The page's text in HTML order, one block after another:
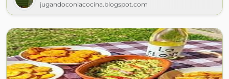
jugandoconlacocina.blogspot.com